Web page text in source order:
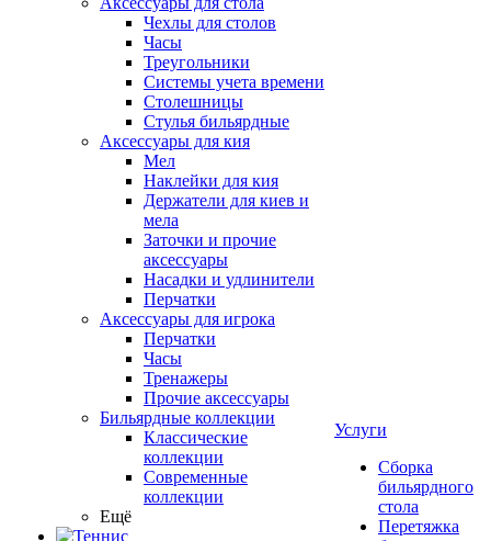
Чехлы для столов
Часы
Треугольники
Системы учета времени
Столешницы
Стулья бильярдные
Аксессуары для кия
Мел
Наклейки для кия
Держатели для киев и
мела
Заточки и прочие
аксессуары
Насадки и удлинители
Перчатки
Аксессуары для игрока
Перчатки
Часы
Тренажеры
Прочие аксессуары
Бильярдные коллекции
Классические
коллекции
Современные
коллекции
Ещё
Услуги
Сборка
бильярдного
стола
Перетяжка